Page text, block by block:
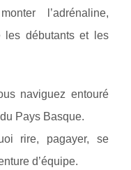
l’adrénaline,
les débutants et les
naviguez entouré
Pays Basque.
rire, pagayer, se
d’équipe.